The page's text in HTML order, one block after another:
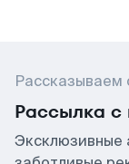
Рассказываем
Рассылка
Эксклюзивные